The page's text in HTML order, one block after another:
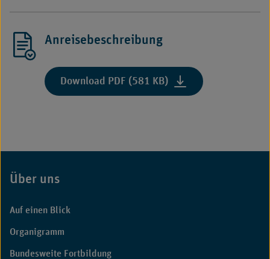
Anreisebeschreibung
Download PDF (581 KB)
Fußbereich
Über uns
Auf einen Blick
Organigramm
Bundesweite Fortbildung